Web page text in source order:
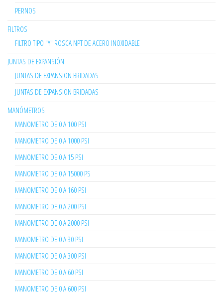
PERNOS
FILTROS
FILTRO TIPO "Y" ROSCA NPT DE ACERO INOXIDABLE
JUNTAS DE EXPANSIÓN
JUNTAS DE EXPANSION BRIDADAS
JUNTAS DE EXPANSION BRIDADAS
MANÓMETROS
MANOMETRO DE 0 A 100 PSI
MANOMETRO DE 0 A 1000 PSI
MANOMETRO DE 0 A 15 PSI
MANOMETRO DE 0 A 15000 PS
MANOMETRO DE 0 A 160 PSI
MANOMETRO DE 0 A 200 PSI
MANOMETRO DE 0 A 2000 PSI
MANOMETRO DE 0 A 30 PSI
MANOMETRO DE 0 A 300 PSI
MANOMETRO DE 0 A 60 PSI
MANOMETRO DE 0 A 600 PSI